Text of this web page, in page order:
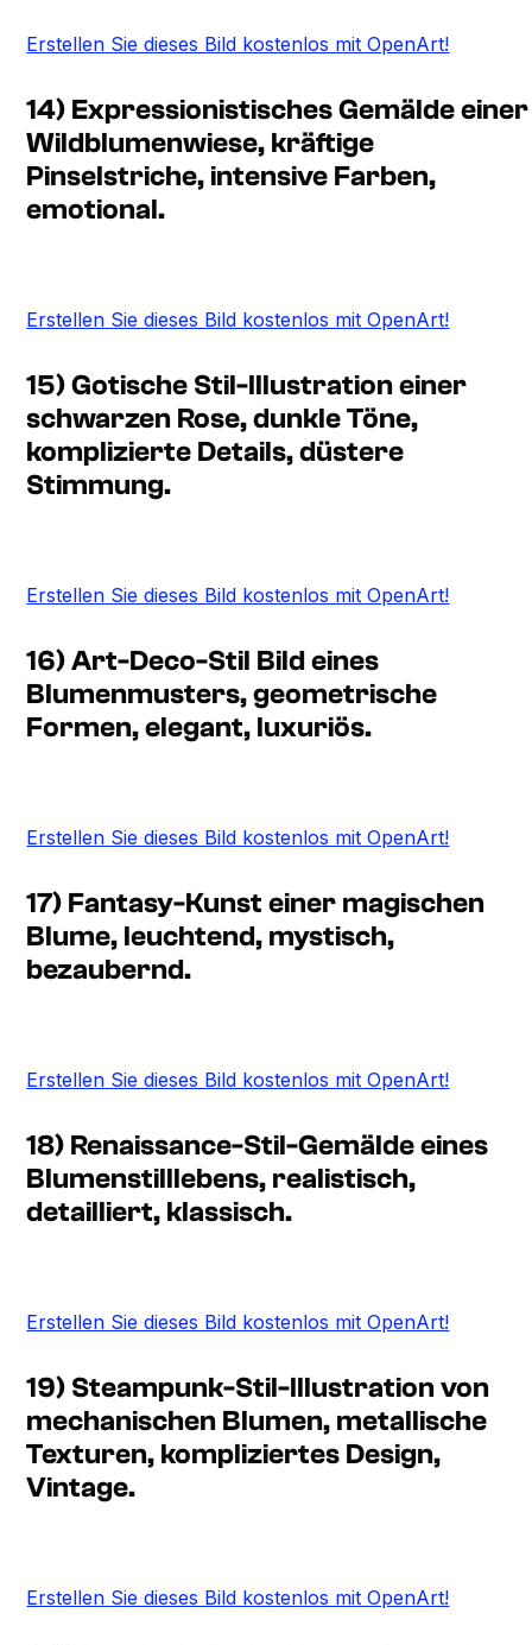
Erstellen Sie dieses Bild kostenlos mit OpenArt!
14) Expressionistisches Gemälde einer
Wildblumenwiese, kräftige
Pinselstriche, intensive Farben,
emotional.
Erstellen Sie dieses Bild kostenlos mit OpenArt!
15) Gotische Stil-Illustration einer
schwarzen Rose, dunkle Töne,
komplizierte Details, düstere
Stimmung.
Erstellen Sie dieses Bild kostenlos mit OpenArt!
16) Art-Deco-Stil Bild eines
Blumenmusters, geometrische
Formen, elegant, luxuriös.
Erstellen Sie dieses Bild kostenlos mit OpenArt!
17) Fantasy-Kunst einer magischen
Blume, leuchtend, mystisch,
bezaubernd.
Erstellen Sie dieses Bild kostenlos mit OpenArt!
18) Renaissance-Stil-Gemälde eines
Blumenstilllebens, realistisch,
detailliert, klassisch.
Erstellen Sie dieses Bild kostenlos mit OpenArt!
19) Steampunk-Stil-Illustration von
mechanischen Blumen, metallische
Texturen, kompliziertes Design,
Vintage.
Erstellen Sie dieses Bild kostenlos mit OpenArt!